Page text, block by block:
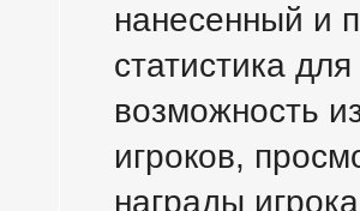
нанесенный и
статистика
возможность
игроков,
награды